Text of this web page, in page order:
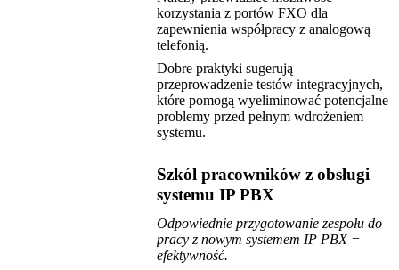
korzystania z portów FXO dla
zapewnienia współpracy z analogową
telefonią.
Dobre praktyki sugerują
przeprowadzenie testów integracyjnych,
które pomogą wyeliminować potencjalne
problemy przed pełnym wdrożeniem
systemu.
Szkól pracowników z obsługi
systemu IP PBX
Odpowiednie przygotowanie zespołu do
pracy z nowym systemem IP PBX =
efektywność.